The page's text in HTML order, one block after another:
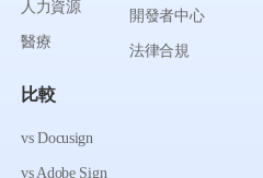
人力資源
醫療
比較
vs Docusign
vs Adobe Sign
開發者中心
法律合規